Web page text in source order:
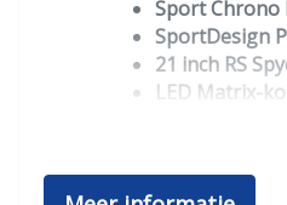
Vervolgbotsing
Zij airbag(s)
Adaptief
Sport Chrono
SportDesign
21 inch RS
LED Matrix-